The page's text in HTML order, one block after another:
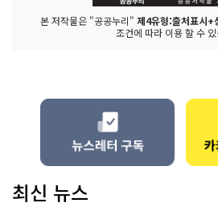
본 저작물은 "공공누리" 제4유형:출처표시+
조건에 따라 이용 할 수
최신 뉴스